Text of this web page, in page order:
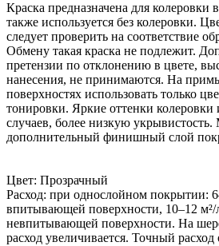
Краска предназначена для колеровки
также используется без колеровки.
следует проверить на соответствие
Обмену такая краска не подлежит.
претензии по отклонению в цвете,
нанесения, не принимаются. На
поверхностях использовать только
тонировки. Яркие оттенки
случаев, более низкую
дополнительный финишный слой
Цвет: Прозрачный
Расход: при однослойном покрытии:
впитывающей поверхности, 10–12 м²/
невпитывающей поверхности. На
расход увеличивается. Точный расход